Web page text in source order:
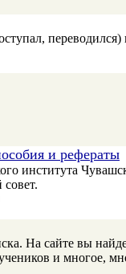
и рефераты
института
На сайте вы
и многое,